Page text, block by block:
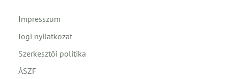
Impresszum
Jogi nyilatkozat
Szerkesztői politika
ÁSZF